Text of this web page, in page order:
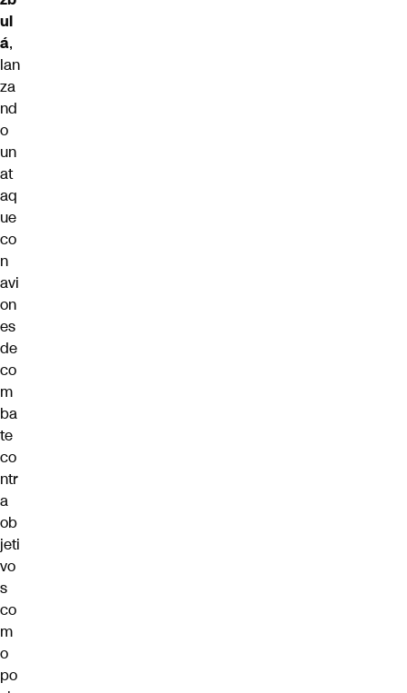
ul
á,
lan
za
nd
o
un
at
aq
ue
co
n
avi
on
es
de
co
m
ba
te
co
ntr
a
ob
jeti
vo
s
co
m
o
po